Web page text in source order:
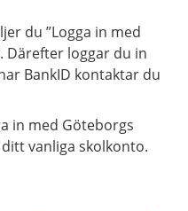
du ”Logga in med
Därefter loggar du in
BankID kontaktar du
in med Göteborgs
vanliga skolkonto.